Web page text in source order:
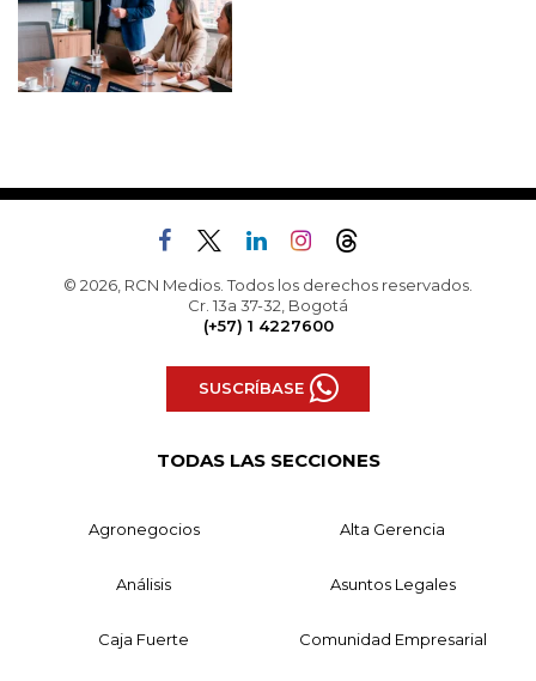
© 2026, RCN Medios. Todos los derechos reservados.
Cr. 13a 37-32, Bogotá
(+57) 1 4227600
SUSCRÍBASE
TODAS LAS SECCIONES
Agronegocios Alta Gerencia
Análisis Asuntos Legales
Caja Fuerte Comunidad Empresarial